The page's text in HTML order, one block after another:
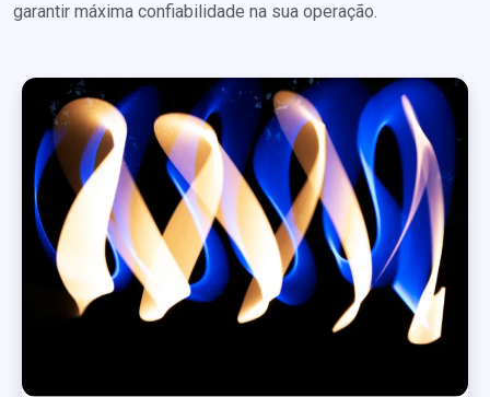
garantir máxima confiabilidade na sua operação.